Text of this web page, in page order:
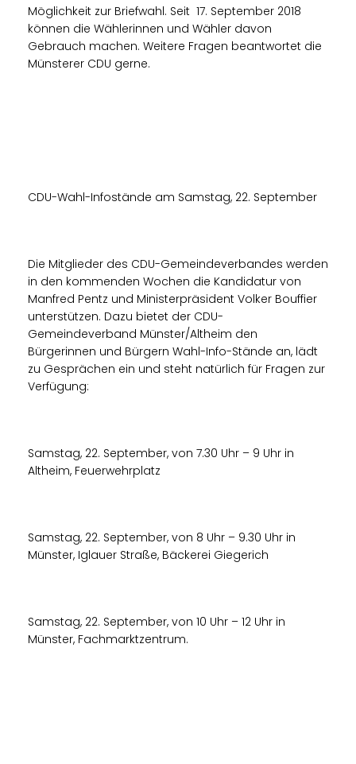
Möglichkeit zur Briefwahl. Seit 17. September 2018
können die Wählerinnen und Wähler davon
Gebrauch machen. Weitere Fragen beantwortet die
Münsterer CDU gerne.
CDU-Wahl-Infostände am Samstag, 22. September
Die Mitglieder des CDU-Gemeindeverbandes werden
in den kommenden Wochen die Kandidatur von
Manfred Pentz und Ministerpräsident Volker Bouffier
unterstützen. Dazu bietet der CDU-
Gemeindeverband Münster/Altheim den
Bürgerinnen und Bürgern Wahl-Info-Stände an, lädt
zu Gesprächen ein und steht natürlich für Fragen zur
Verfügung:
Samstag, 22. September, von 7.30 Uhr – 9 Uhr in
Altheim, Feuerwehrplatz
Samstag, 22. September, von 8 Uhr – 9.30 Uhr in
Münster, Iglauer Straße, Bäckerei Giegerich
Samstag, 22. September, von 10 Uhr – 12 Uhr in
Münster, Fachmarktzentrum.